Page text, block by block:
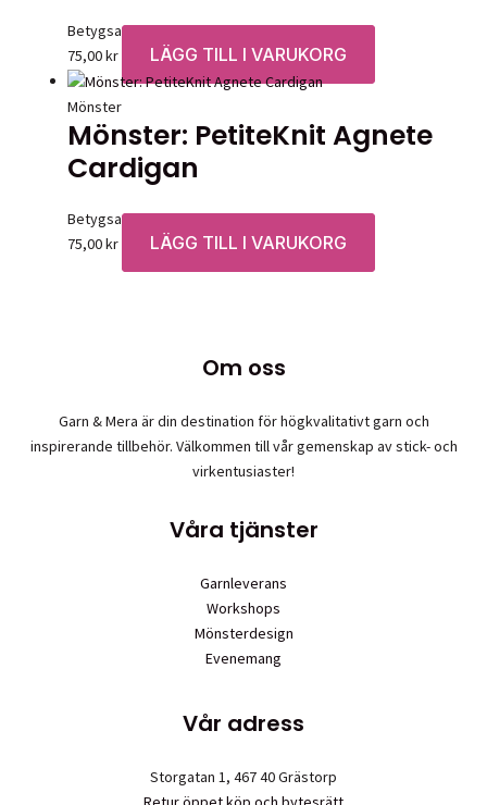
Betygsatt0av 5
75,00kr LÄGG TILL I VARUKORG
Mönster
Mönster: PetiteKnit Agnete
Cardigan
Betygsatt0av 5
75,00kr LÄGG TILL I VARUKORG
Om oss
Garn & Mera är din destination för högkvalitativt garn och
inspirerande tillbehör. Välkommen till vår gemenskap av stick- och
virkentusiaster!
Våra tjänster
Garnleverans
Workshops
Mönsterdesign
Evenemang
Vår adress
Storgatan 1, 467 40 Grästorp